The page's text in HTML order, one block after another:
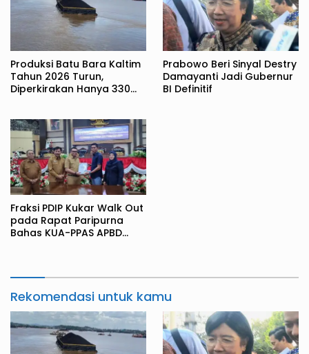
Produksi Batu Bara Kaltim
Tahun 2026 Turun,
Diperkirakan Hanya 330
Prabowo Beri Sinyal Destry
Damayanti Jadi Gubernur
BI Definitif
Fraksi PDIP Kukar Walk Out
pada Rapat Paripurna
Bahas KUA-PPAS APBD
Rekomendasi untuk kamu